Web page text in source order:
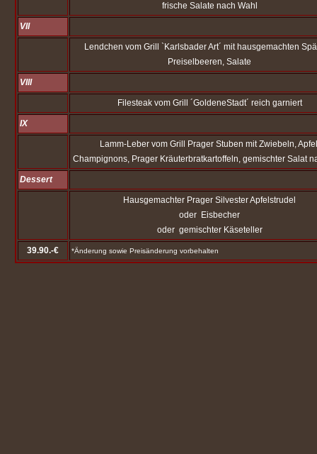
frische Salate nach Wahl
VII
Lendchen vom Grill `Karlsbader Art´ mit hausgemachten
Preiselbeeren, Salate
VIII
Filesteak vom Grill ´GoldeneStadt´ reich garniert
IX
Lamm-Leber vom Grill Prager Stuben mit Zwiebeln,
Champignons, Prager Kräuterbratkartoffeln, gemischter Salat
Dessert
Hausgemachter Prager Silvester Apfelstrudel
oder Eisbecher
oder gemischter Käseteller
39.90.-€ *Änderung sowie Preisänderung vorbehalten